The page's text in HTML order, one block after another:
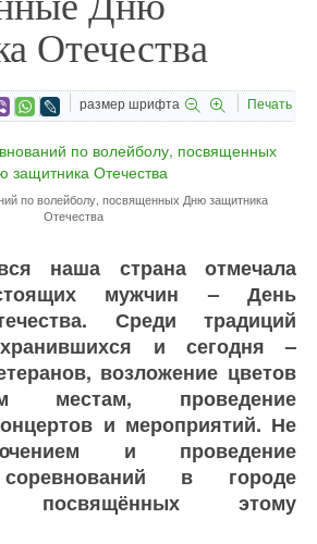
Отечества
размер шрифта Печать
по волейболу, посвященных Дню защитника
Отечества
наша страна отмечала
мужчин – День
Среди традиций
и сегодня –
возложение цветов
местам, проведение
и мероприятий. Не
и проведение
в городе
посвящённых этому